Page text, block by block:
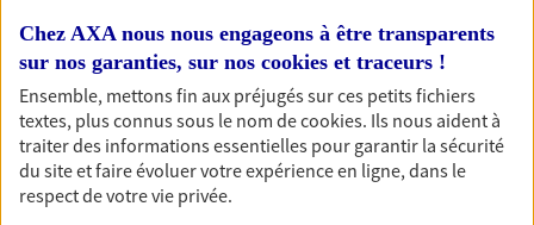
Accompagner les
professionnels et les
entreprises
Comme vous, nous sommes des indépendants. Nous
bâtissons ensemble des solutions cohérentes pour
Chez AXA nous nous engageons à être transparents
sur nos garanties, sur nos cookies et traceurs !
Ensemble, mettons fin aux préjugés sur ces petits fichiers
textes, plus connus sous le nom decookies. Ils nous aident à
traiter des informations essentielles pour garantir la sécurité
du site et faire évoluer votre expérience en ligne, dans le
respect de votre vie privée.